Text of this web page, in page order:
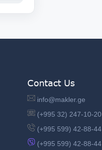
Contact Us
info@makler.ge
(+995 32) 247-10-20
(+995 599) 42-88-44
(+995 599) 42-88-44